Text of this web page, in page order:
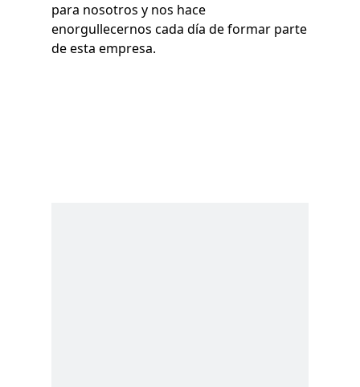
para nosotros y nos hace
enorgullecernos cada día de formar parte
de esta empresa.